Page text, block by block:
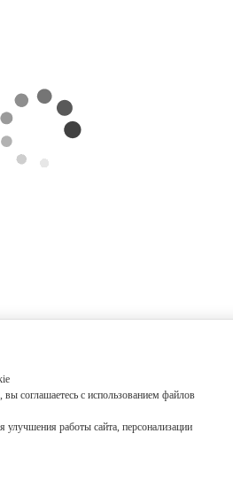
соглашаетесь с использованием файлов
работы сайта, персонализации